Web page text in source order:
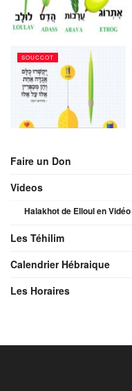
SOUCCOT
Faire un Don
Videos
Halakhot de Elloul en Vidéo
Les Téhilim
Calendrier Hébraique
Les Horaires